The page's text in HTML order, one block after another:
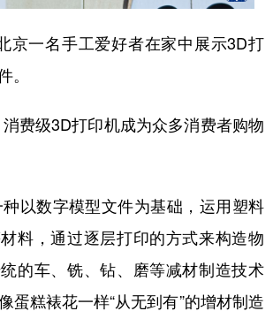
一名手工爱好者在家中展示3D打
费级3D打印机成为众多消费者购物
数字模型文件为基础，运用塑料
料，通过逐层打印的方式来构造物
的车、铣、钻、磨等减材制造技术
蛋糕裱花一样“从无到有”的增材制造